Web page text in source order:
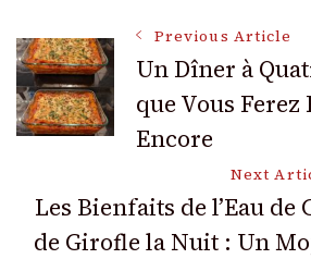
Post
Navigation
Previous Article
Un Dîner à
que Vous Ferez
Encore
Next
Les Bienfaits de l’Eau de
de Girofle la Nuit : Un